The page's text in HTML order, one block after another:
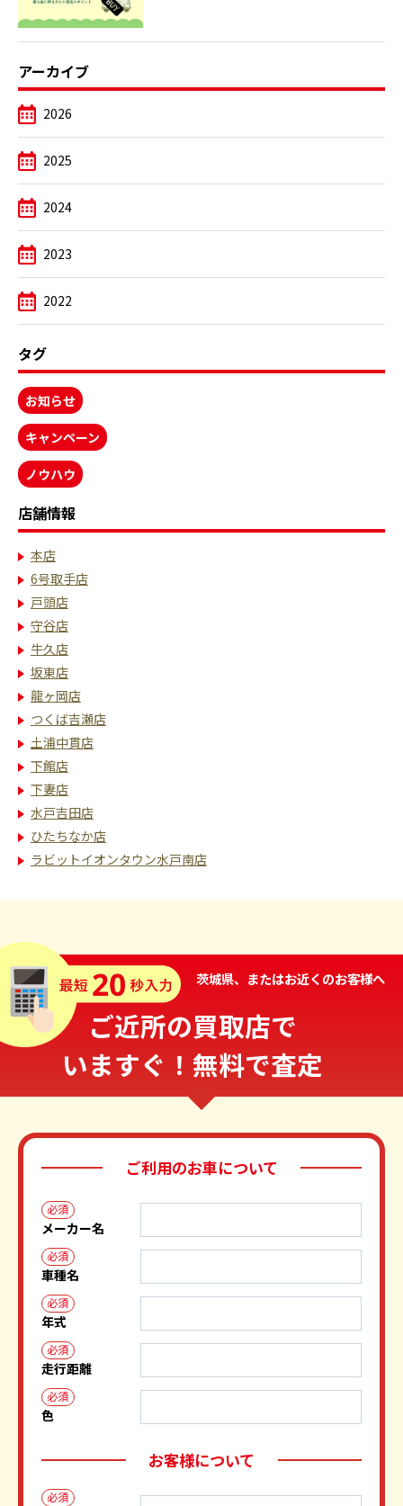
アーカイブ
2026
2025
2024
2023
2022
タグ
お知らせ
キャンペーン
ノウハウ
店舗情報
本店
6号取手店
戸頭店
守谷店
牛久店
坂東店
龍ヶ岡店
つくば吉瀬店
土浦中貫店
下館店
下妻店
水戸吉田店
ひたちなか店
ラビットイオンタウン水戸南店
茨城県、またはお近くのお客様へ
ご近所の買取店で
いますぐ！無料で査定
ご利用のお車について
必須
メーカー名
必須
車種名
必須
年式
必須
走行距離
必須
色
お客様について
必須